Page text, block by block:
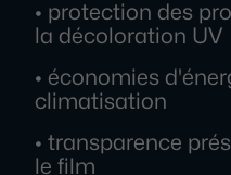
• protection des
la décoloration UV
• économies
climatisation
• transparence
le film